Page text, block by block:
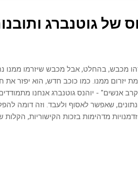
של גוטנברג
מכבש, בהחלט, אבל מכבש שיזרמו ממנו
יזרום ממנו. כמו כוכב חדש, הוא יפזר את
אנשים" - יוהנס גוטנברג אנחנו
שאפשר לאסוף ולעבד. וזה דומה
מדהימות בזכות הקישוריות,